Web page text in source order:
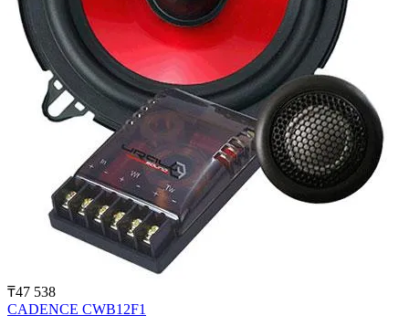
₸47 538
CADENCE CWB12F1